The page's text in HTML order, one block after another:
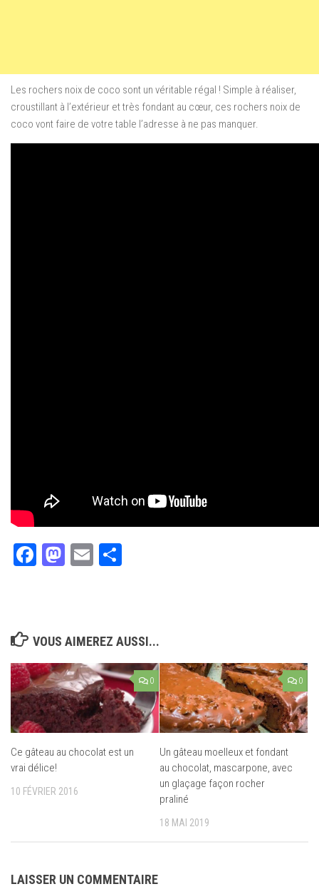
Les rochers noix de coco sont un véritable régal ! Simple à réaliser,
croustillant à l’extérieur et très fondant au cœur, ces rochers noix de
coco vont faire de votre table l’adresse à ne pas manquer.
Facebook
Mastodon
Email
VOUS AIMEREZ AUSSI...
0
Ce gâteau au chocolat est un
vrai délice!
10 FÉVRIER 2016
0
Un gâteau moelleux et fondant
au chocolat, mascarpone, avec
un glaçage façon rocher
praliné
18 MAI 2019
LAISSER UN COMMENTAIRE